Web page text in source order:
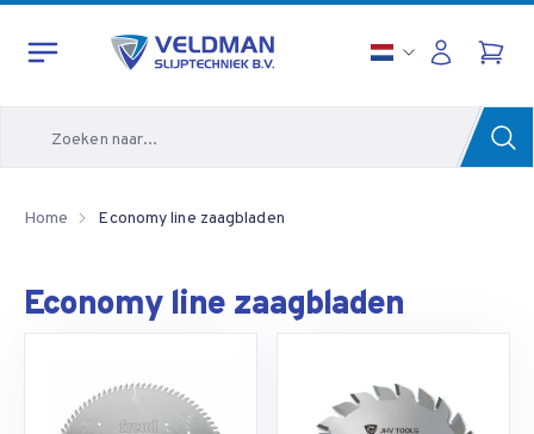
Home Economy line zaagbladen
Economy line zaagbladen